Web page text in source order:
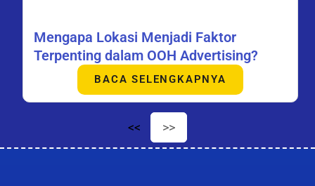
Mengapa Lokasi Menjadi Faktor
Terpenting dalam OOH Advertising?
BACA SELENGKAPNYA
<< >>